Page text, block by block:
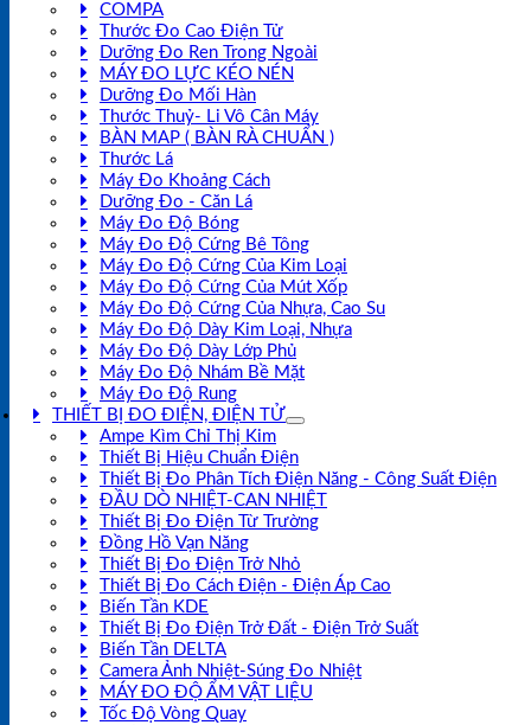
COMPA
Thước Đo Cao Điện Tử
Dưỡng Đo Ren Trong Ngoài
MÁY ĐO LỰC KÉO NÉN
Dưỡng Đo Mối Hàn
Thước Thuỷ- Li Vô Cân Máy
BÀN MAP ( BÀN RÀ CHUẨN )
Thước Lá
Máy Đo Khoảng Cách
Dưỡng Đo - Căn Lá
Máy Đo Độ Bóng
Máy Đo Độ Cứng Bê Tông
Máy Đo Độ Cứng Của Kim Loại
Máy Đo Độ Cứng Của Mút Xốp
Máy Đo Độ Cứng Của Nhựa, Cao Su
Máy Đo Độ Dày Kim Loại, Nhựa
Máy Đo Độ Dày Lớp Phủ
Máy Đo Độ Nhám Bề Mặt
Máy Đo Độ Rung
THIẾT BỊ ĐO ĐIỆN, ĐIỆN TỬ
Ampe Kìm Chỉ Thị Kim
Thiết Bị Hiệu Chuẩn Điện
Thiết Bị Đo Phân Tích Điện Năng - Công Suất Điện
ĐẦU DÒ NHIỆT-CAN NHIỆT
Thiết Bị Đo Điện Từ Trường
Đồng Hồ Vạn Năng
Thiết Bị Đo Điện Trở Nhỏ
Thiết Bị Đo Cách Điện - Điện Áp Cao
Biến Tần KDE
Thiết Bị Đo Điện Trở Đất - Điện Trở Suất
Biến Tần DELTA
Camera Ảnh Nhiệt-Súng Đo Nhiệt
MÁY ĐO ĐỘ ẨM VẬT LIỆU
Tốc Độ Vòng Quay